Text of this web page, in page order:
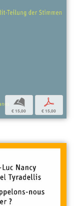
b
€ 15,00
p
€ 15,00